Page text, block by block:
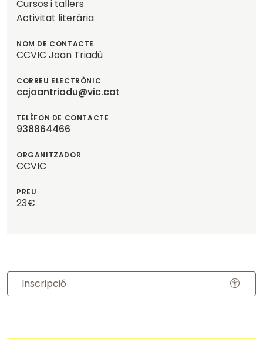
Cursos i tallers
Activitat literària
NOM DE CONTACTE
CCVIC Joan Triadú
CORREU ELECTRÒNIC
ccjoantriadu@vic.cat
TELÈFON DE CONTACTE
938864466
ORGANITZADOR
CCVIC
PREU
23€
Inscripció